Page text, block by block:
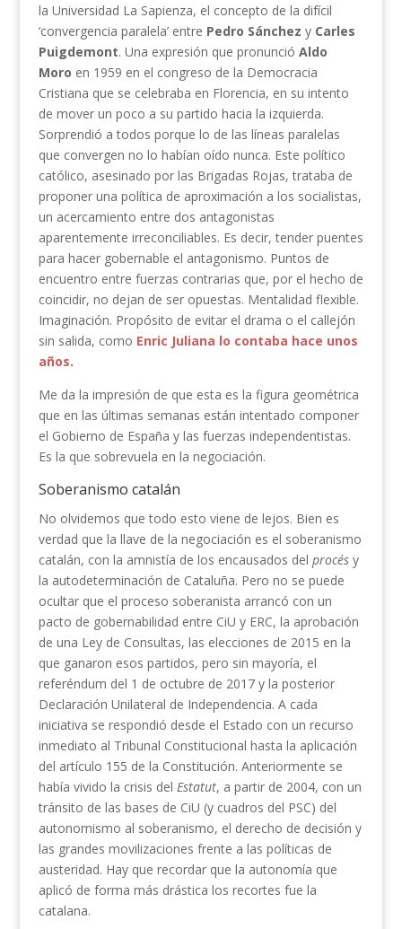
la Universidad La Sapienza, el concepto de la difícil
‘convergencia paralela’ entre Pedro Sánchez y Carles
Puigdemont. Una expresión que pronunció Aldo
Moro en 1959 en el congreso de la Democracia
Cristiana que se celebraba en Florencia, en su intento
de mover un poco a su partido hacia la izquierda.
Sorprendió a todos porque lo de las líneas paralelas
que convergen no lo habían oído nunca. Este político
católico, asesinado por las Brigadas Rojas, trataba de
proponer una política de aproximación a los socialistas,
un acercamiento entre dos antagonistas
aparentemente irreconciliables. Es decir, tender puentes
para hacer gobernable el antagonismo. Puntos de
encuentro entre fuerzas contrarias que, por el hecho de
coincidir, no dejan de ser opuestas. Mentalidad flexible.
Imaginación. Propósito de evitar el drama o el callejón
sin salida, como Enric Juliana lo contaba hace unos
años.
Me da la impresión de que esta es la figura geométrica
que en las últimas semanas están intentado componer
el Gobierno de España y las fuerzas independentistas.
Es la que sobrevuela en la negociación.
Soberanismo catalán
No olvidemos que todo esto viene de lejos. Bien es
verdad que la llave de la negociación es el soberanismo
catalán, con la amnistía de los encausados del procésy
la autodeterminación de Cataluña. Pero no se puede
ocultar que el proceso soberanista arrancó con un
pacto de gobernabilidad entre CiU y ERC, la aprobación
de una Ley de Consultas, las elecciones de 2015 en la
que ganaron esos partidos, pero sin mayoría, el
referéndum del 1 de octubre de 2017 y la posterior
Declaración Unilateral de Independencia. A cada
iniciativa se respondió desde el Estado con un recurso
inmediato al Tribunal Constitucional hasta la aplicación
del artículo 155 de la Constitución. Anteriormente se
había vivido la crisis del Estatut, a partir de 2004, con un
tránsito de las bases de CiU (y cuadros del PSC) del
autonomismo al soberanismo, el derecho de decisión y
las grandes movilizaciones frente a las políticas de
austeridad. Hay que recordar que la autonomía que
aplicó de forma más drástica los recortes fue la
catalana.